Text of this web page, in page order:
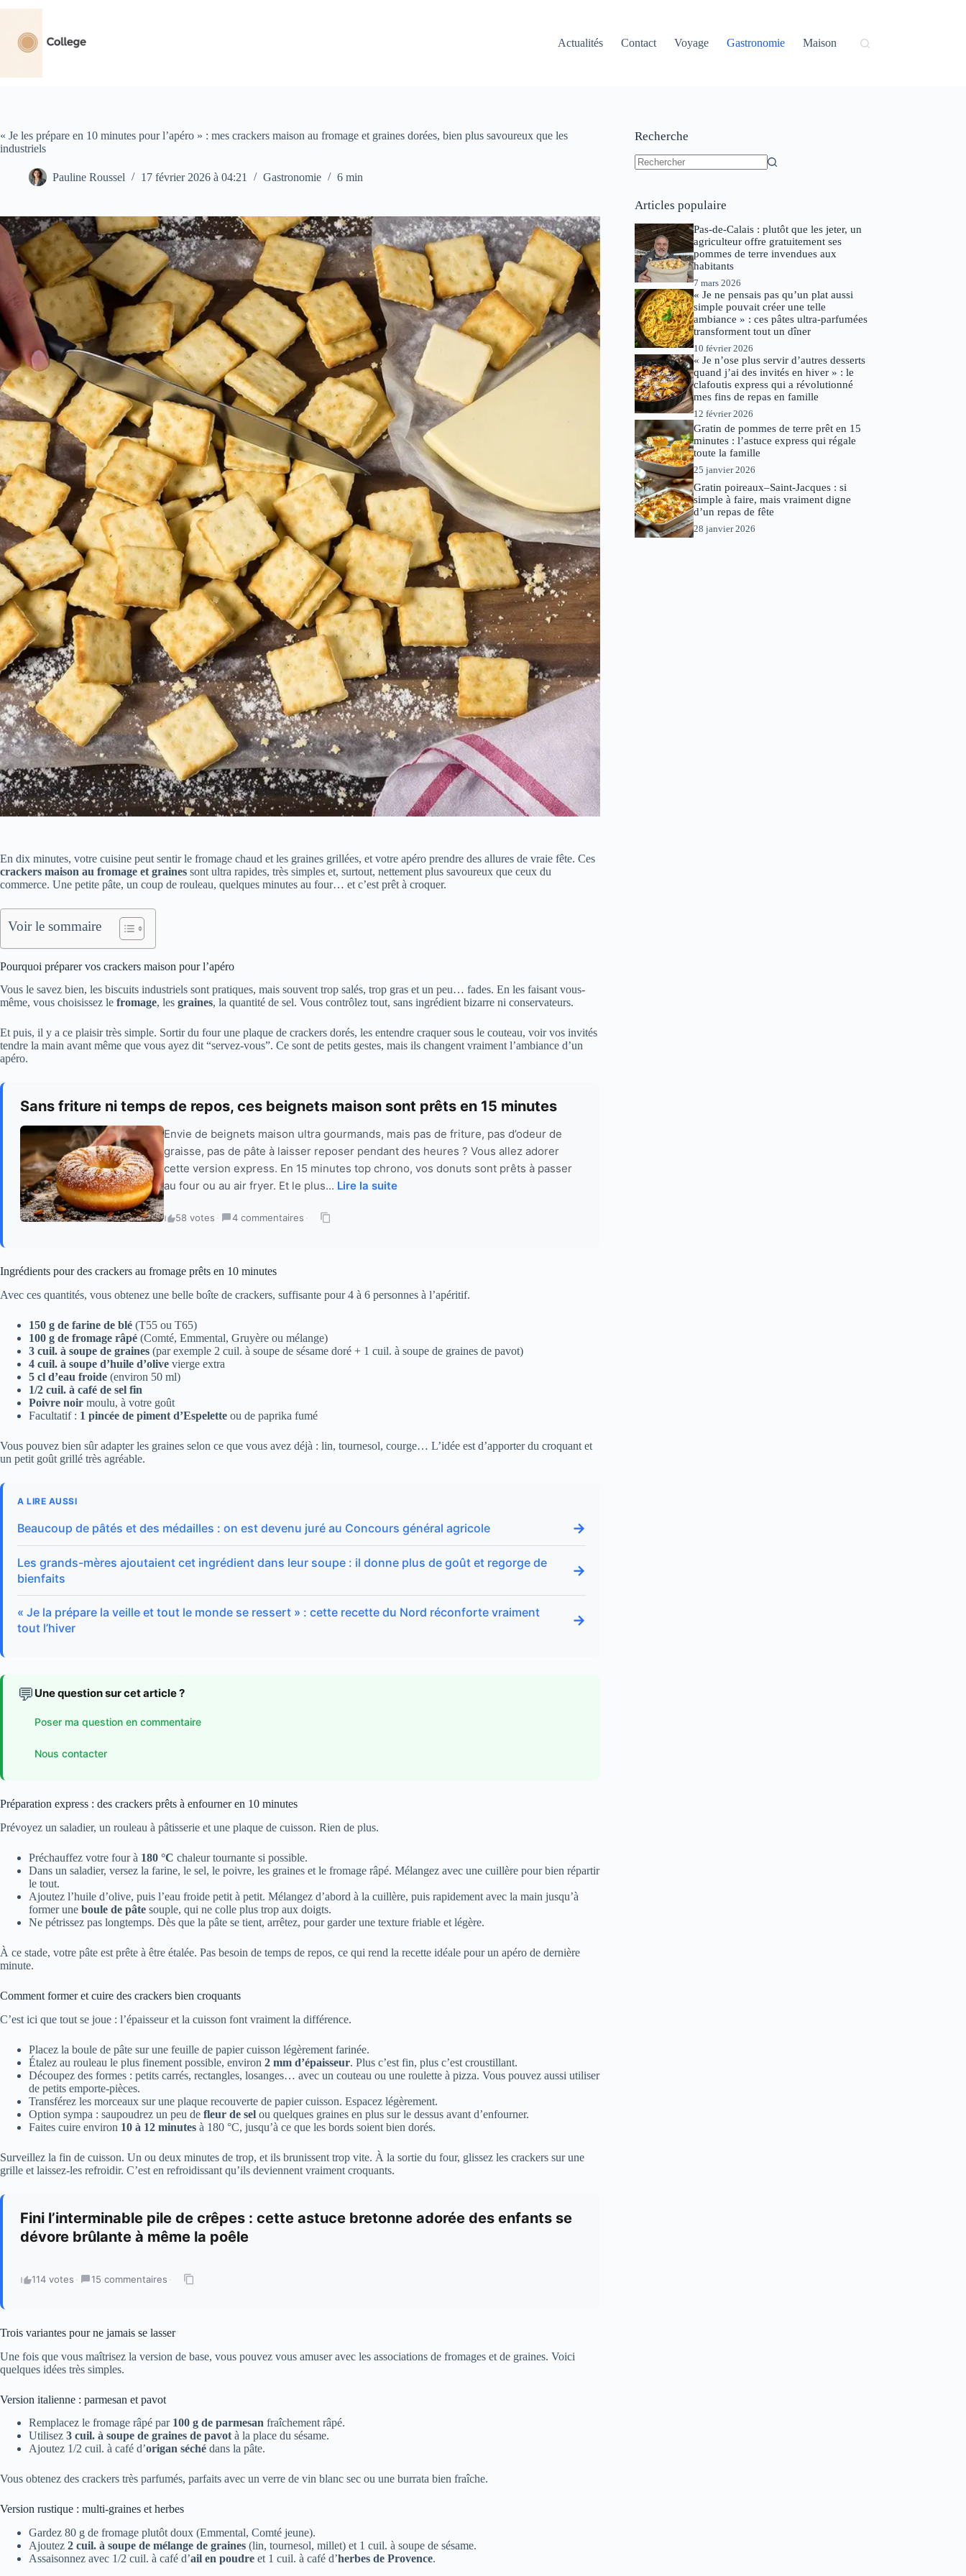
contenu
Actualités
Contact Voyage Gastronomie Maison
« Je les prépare en 10 minutes pour l’apéro » : mes crackers maison au fromage et graines dorées, bien plus savoureux que les
industriels
Pauline Roussel 17 février 2026 à 04:21 Gastronomie 6 min
En dix minutes, votre cuisine peut sentir le fromage chaud et les graines grillées, et votre apéro prendre des allures de vraie fête. Ces
crackers maison au fromage et graines sont ultra rapides, très simples et, surtout, nettement plus savoureux que ceux du
commerce. Une petite pâte, un coup de rouleau, quelques minutes au four… et c’est prêt à croquer.
Voir le sommaire
Pourquoi préparer vos crackers maison pour l’apéro
Vous le savez bien, les biscuits industriels sont pratiques, mais souvent trop salés, trop gras et un peu… fades. En les faisant vous-
même, vous choisissez le fromage, les graines, la quantité de sel. Vous contrôlez tout, sans ingrédient bizarre ni conservateurs.
Et puis, il y a ce plaisir très simple. Sortir du four une plaque de crackers dorés, les entendre craquer sous le couteau, voir vos invités
tendre la main avant même que vous ayez dit “servez-vous”. Ce sont de petits gestes, mais ils changent vraiment l’ambiance d’un
apéro.
Sans friture ni temps de repos, ces beignets maison sont prêts en 15 minutes
Envie de beignets maison ultra gourmands, mais pas de friture, pas d’odeur de
graisse, pas de pâte à laisser reposer pendant des heures ? Vous allez adorer
cette version express. En 15 minutes top chrono, vos donuts sont prêts à passer
au four ou au air fryer. Et le plus... Lire la suite
58 votes · 4 commentaires ·
Ingrédients pour des crackers au fromage prêts en 10 minutes
Avec ces quantités, vous obtenez une belle boîte de crackers, suffisante pour 4 à 6 personnes à l’apéritif.
150 g de farine de blé (T55 ou T65)
100 g de fromage râpé (Comté, Emmental, Gruyère ou mélange)
3 cuil. à soupe de graines (par exemple 2 cuil. à soupe de sésame doré + 1 cuil. à soupe de graines de pavot)
4 cuil. à soupe d’huile d’olive vierge extra
5 cl d’eau froide (environ 50 ml)
1/2 cuil. à café de sel fin
Poivre noir moulu, à votre goût
Facultatif : 1 pincée de piment d’Espelette ou de paprika fumé
Vous pouvez bien sûr adapter les graines selon ce que vous avez déjà : lin, tournesol, courge… L’idée est d’apporter du croquant et
un petit goût grillé très agréable.
A LIRE AUSSI
Beaucoup de pâtés et des médailles : on est devenu juré au Concours général agricole →
Les grands-mères ajoutaient cet ingrédient dans leur soupe : il donne plus de goût et regorge de
bienfaits
→
« Je la prépare la veille et tout le monde se ressert » : cette recette du Nord réconforte vraiment
tout l’hiver
→
💬 Une question sur cet article ?
Poser ma question en commentaire
Nous contacter
Préparation express : des crackers prêts à enfourner en 10 minutes
Prévoyez un saladier, un rouleau à pâtisserie et une plaque de cuisson. Rien de plus.
Préchauffez votre four à 180 °C chaleur tournante si possible.
Dans un saladier, versez la farine, le sel, le poivre, les graines et le fromage râpé. Mélangez avec une cuillère pour bien répartir
le tout.
Ajoutez l’huile d’olive, puis l’eau froide petit à petit. Mélangez d’abord à la cuillère, puis rapidement avec la main jusqu’à
former une boule de pâte souple, qui ne colle plus trop aux doigts.
Ne pétrissez pas longtemps. Dès que la pâte se tient, arrêtez, pour garder une texture friable et légère.
À ce stade, votre pâte est prête à être étalée. Pas besoin de temps de repos, ce qui rend la recette idéale pour un apéro de dernière
minute.
Comment former et cuire des crackers bien croquants
C’est ici que tout se joue : l’épaisseur et la cuisson font vraiment la différence.
Placez la boule de pâte sur une feuille de papier cuisson légèrement farinée.
Étalez au rouleau le plus finement possible, environ 2 mm d’épaisseur. Plus c’est fin, plus c’est croustillant.
Découpez des formes : petits carrés, rectangles, losanges… avec un couteau ou une roulette à pizza. Vous pouvez aussi utiliser
de petits emporte-pièces.
Transférez les morceaux sur une plaque recouverte de papier cuisson. Espacez légèrement.
Option sympa : saupoudrez un peu de fleur de sel ou quelques graines en plus sur le dessus avant d’enfourner.
Faites cuire environ 10 à 12 minutes à 180 °C, jusqu’à ce que les bords soient bien dorés.
Surveillez la fin de cuisson. Un ou deux minutes de trop, et ils brunissent trop vite. À la sortie du four, glissez les crackers sur une
grille et laissez-les refroidir. C’est en refroidissant qu’ils deviennent vraiment croquants.
Fini l’interminable pile de crêpes : cette astuce bretonne adorée des enfants se
dévore brûlante à même la poêle
114 votes · 15 commentaires ·
Trois variantes pour ne jamais se lasser
Une fois que vous maîtrisez la version de base, vous pouvez vous amuser avec les associations de fromages et de graines. Voici
quelques idées très simples.
Version italienne : parmesan et pavot
Remplacez le fromage râpé par 100 g de parmesan fraîchement râpé.
Utilisez 3 cuil. à soupe de graines de pavotà la place du sésame.
Ajoutez 1/2 cuil. à café d’origan séché dans la pâte.
Vous obtenez des crackers très parfumés, parfaits avec un verre de vin blanc sec ou une burrata bien fraîche.
Version rustique : multi-graines et herbes
Gardez 80 g de fromage plutôt doux (Emmental, Comté jeune).
Ajoutez 2 cuil. à soupe de mélange de graines (lin, tournesol, millet) et 1 cuil. à soupe de sésame.
Assaisonnez avec 1/2 cuil. à café d’ail en poudre et 1 cuil. à café d’herbes de Provence.
Recherche
Articles populaire
Pas-de-Calais : plutôt que les jeter, un
agriculteur offre gratuitement ses
pommes de terre invendues aux
habitants
7 mars 2026
« Je ne pensais pas qu’un plat aussi
simple pouvait créer une telle
ambiance » : ces pâtes ultra-parfumées
transforment tout un dîner
10 février 2026
« Je n’ose plus servir d’autres desserts
quand j’ai des invités en hiver » : le
clafoutis express qui a révolutionné
mes fins de repas en famille
12 février 2026
Gratin de pommes de terre prêt en 15
minutes : l’astuce express qui régale
toute la famille
25 janvier 2026
Gratin poireaux–Saint-Jacques : si
simple à faire, mais vraiment digne
d’un repas de fête
28 janvier 2026